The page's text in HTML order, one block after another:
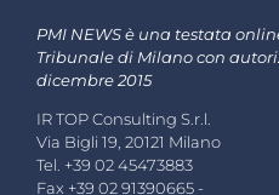
PMI NEWS è una testata
Tribunale di Milano con
dicembre 2015
IR TOP Consulting S.r.l.
Via Bigli 19, 20121 Milano
Tel. +39 02 45473883
Fax +39 02 91390665 -